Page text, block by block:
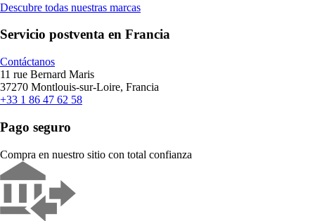
Descubre todas nuestras marcas
Servicio postventa en Francia
Contáctanos
11 rue Bernard Maris
37270 Montlouis-sur-Loire, Francia
+33 1 86 47 62 58
Pago seguro
Compra en nuestro sitio con total confianza